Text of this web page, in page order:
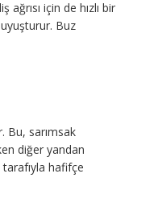
için de hızlı bir
Buz
Bu, sarımsak
diğer yandan
hafifçe